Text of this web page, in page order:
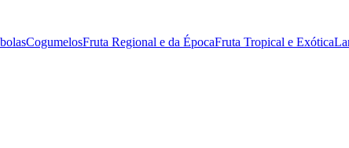
CogumelosFruta Regional e da ÉpocaFruta Tropical e Exótica